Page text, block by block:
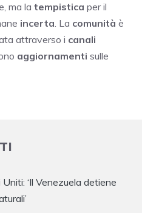
ma la tempistica per il
incerta. La comunità è
attraverso i canali
aggiornamenti sulle
‘Il Venezuela detiene